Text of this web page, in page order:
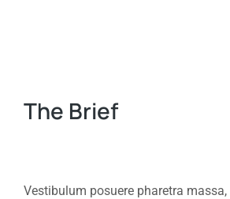
The Brief
Vestibulum posuere pharetra